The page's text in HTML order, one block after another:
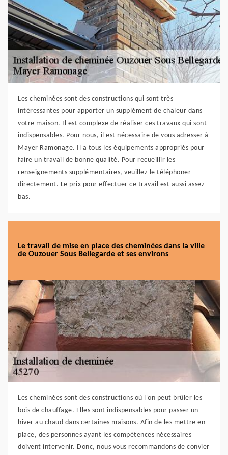
Les cheminées sont des constructions qui sont très
intéressantes pour apporter un supplément de chaleur dans
votre maison. Il est complexe de réaliser ces travaux qui sont
indispensables. Pour nous, il est nécessaire de vous adresser à
Mayer Ramonage. Il a tous les équipements appropriés pour
faire un travail de bonne qualité. Pour recueillir les
renseignements supplémentaires, veuillez le téléphoner
directement. Le prix pour effectuer ce travail est aussi assez
bas.
Le travail de mise en place des cheminées dans la ville
de Ouzouer Sous Bellegarde et ses environs
Les cheminées sont des constructions où l'on peut brûler les
bois de chauffage. Elles sont indispensables pour passer un
hiver au chaud dans certaines maisons. Afin de les mettre en
place, des personnes ayant les compétences nécessaires
doivent intervenir. Donc, nous vous recommandons de convier